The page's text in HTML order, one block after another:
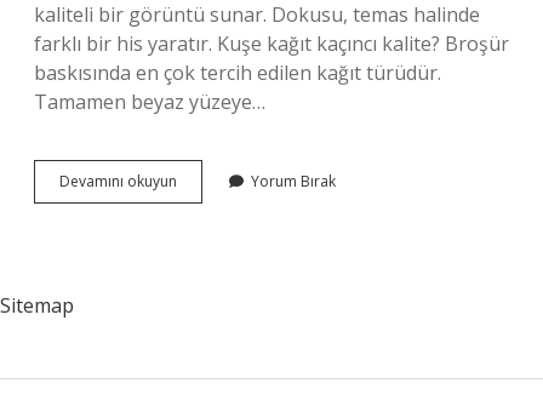
kaliteli bir görüntü sunar. Dokusu, temas halinde
farklı bir his yaratır. Kuşe kağıt kaçıncı kalite? Broşür
baskısında en çok tercih edilen kağıt türüdür.
Tamamen beyaz yüzeye…
Devamını okuyun
Kağıt
Yorum Bırak
Sitemap